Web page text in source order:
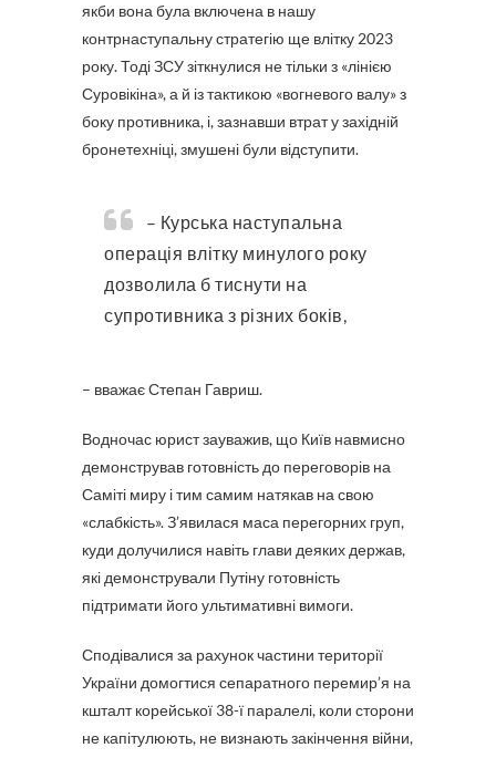
якби вона була включена в нашу
контрнаступальну стратегію ще влітку 2023
року. Тоді ЗСУ зіткнулися не тільки з «лінією
Суровікіна», а й із тактикою «вогневого валу» з
боку противника, і, зазнавши втрат у західній
бронетехніці, змушені були відступити.
– Курська наступальна
операція влітку минулого року
дозволила б тиснути на
супротивника з різних боків,
– вважає Степан Гавриш.
Водночас юрист зауважив, що Київ навмисно
демонстрував готовність до переговорів на
Саміті миру і тим самим натякав на свою
«слабкість». З’явилася маса перегорних груп,
куди долучилися навіть глави деяких держав,
які демонстрували Путіну готовність
підтримати його ультимативні вимоги.
Сподівалися за рахунок частини території
України домогтися сепаратного перемир’я на
кшталт корейської 38-ї паралелі, коли сторони
не капітулюють, не визнають закінчення війни,